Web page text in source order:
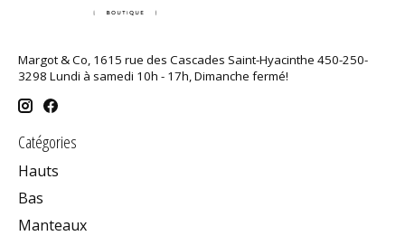
Margot & Co, 1615 rue des Cascades Saint-Hyacinthe 450-250-
3298 Lundi à samedi 10h - 17h, Dimanche fermé!
Catégories
Hauts
Bas
Manteaux